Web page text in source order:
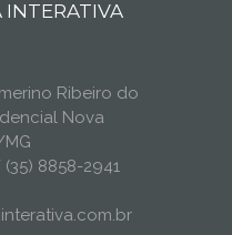
INTERATIVA
Ribeiro do
Nova
8858-2941